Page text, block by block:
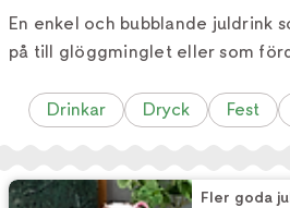
En enkel och bubblande juldrink
på till glöggminglet eller som
Drinkar Dryck Fest
Fler goda